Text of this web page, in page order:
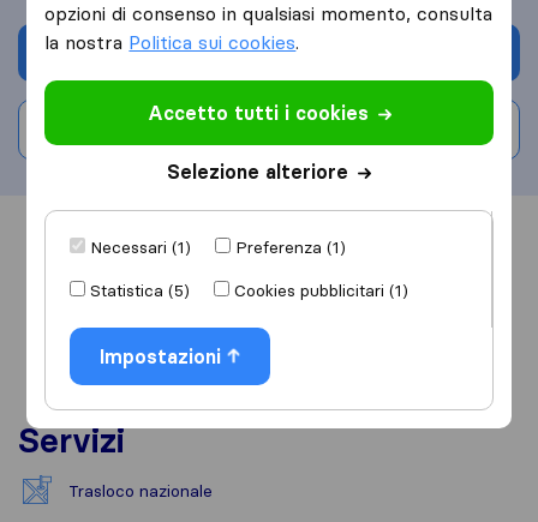
Chiedi preventivo
Informazioni Recensioni
Servizi
Trasloco nazionale
opzioni di consenso in qualsiasi momento, consulta
la nostra Politica sui cookies.
Accetto tutti i cookies
Selezione alteriore
Necessari (1)
Preferenza (1)
Statistica (5)
Cookies pubblicitari (1)
Impostazioni